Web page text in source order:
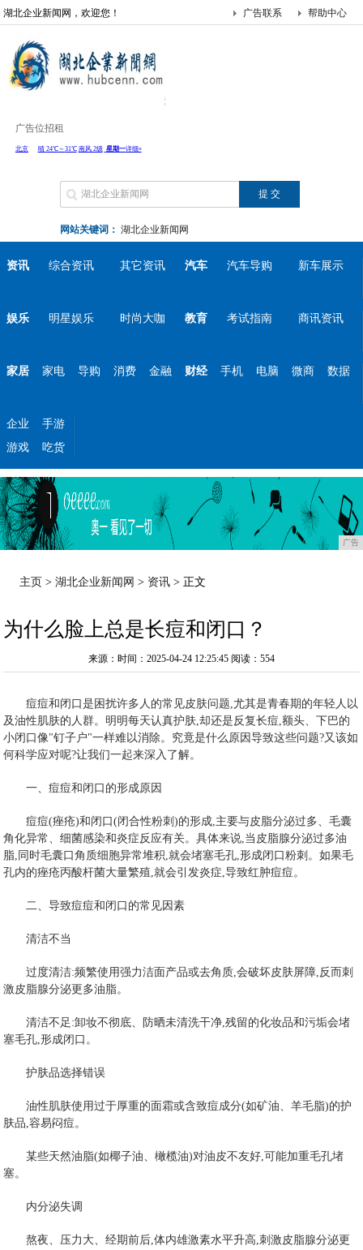
湖北企业新闻网，欢迎您！ 帮助中心
广告联系
广告位招租
网站关键词： 湖北企业新闻网
资讯 综合资讯 其它资讯 汽车 汽车导购 新车展示
娱乐 明星娱乐 时尚大咖 教育 考试指南 商讯资讯
家居 家电 导购 消费 金融 财经 手机 电脑 微商 数据
企业
手游
游戏
吃货
广告
主页 >湖北企业新闻网 > 资讯 > 正文
为什么脸上总是长痘和闭口？
来源：时间：2025-04-24 12:25:45 阅读：554
痘痘和闭口是困扰许多人的常见皮肤问题,尤其是青春期的年轻人以
及油性肌肤的人群。明明每天认真护肤,却还是反复长痘,额头、下巴的
小闭口像"钉子户"一样难以消除。究竟是什么原因导致这些问题?又该如
何科学应对呢?让我们一起来深入了解。
一、痘痘和闭口的形成原因
痘痘(痤疮)和闭口(闭合性粉刺)的形成,主要与皮脂分泌过多、毛囊
角化异常、细菌感染和炎症反应有关。具体来说,当皮脂腺分泌过多油
脂,同时毛囊口角质细胞异常堆积,就会堵塞毛孔,形成闭口粉刺。如果毛
孔内的痤疮丙酸杆菌大量繁殖,就会引发炎症,导致红肿痘痘。
二、导致痘痘和闭口的常见因素
清洁不当
过度清洁:频繁使用强力洁面产品或去角质,会破坏皮肤屏障,反而刺
激皮脂腺分泌更多油脂。
清洁不足:卸妆不彻底、防晒未清洗干净,残留的化妆品和污垢会堵
塞毛孔,形成闭口。
护肤品选择错误
油性肌肤使用过于厚重的面霜或含致痘成分(如矿油、羊毛脂)的护
肤品,容易闷痘。
某些天然油脂(如椰子油、橄榄油)对油皮不友好,可能加重毛孔堵
塞。
内分泌失调
熬夜、压力大、经期前后,体内雄激素水平升高,刺激皮脂腺分泌更